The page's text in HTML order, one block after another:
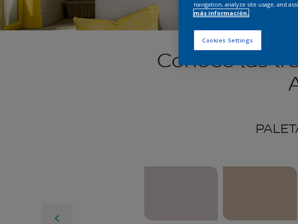
Conocé las
navigation, analyze site usage, and
más información.
Cookies Settings